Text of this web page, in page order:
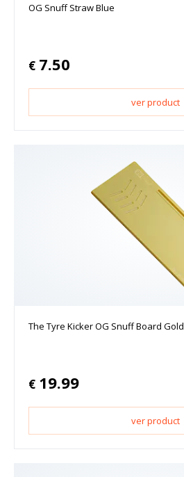
OG Snuff Straw Blue
€ 7.50
ver product
The Tyre Kicker OG Snuff Board Gold
€ 19.99
ver product